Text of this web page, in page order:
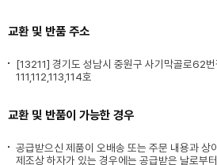
교환 및 반품 주소
[13211] 경기도 성남시 중원구 사기막골로62
111,112,113,114호
교환 및 반품이 가능한 경우
공급받으신 제품이 오배송 또는 주문 내용과 상
제조상 하자가 있는 경우에는 공급받은 날로부